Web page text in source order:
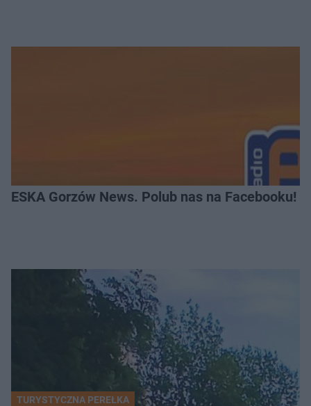
ESKA Gorzów News. Polub nas na Facebooku!
TURYSTYCZNA PEREŁKA